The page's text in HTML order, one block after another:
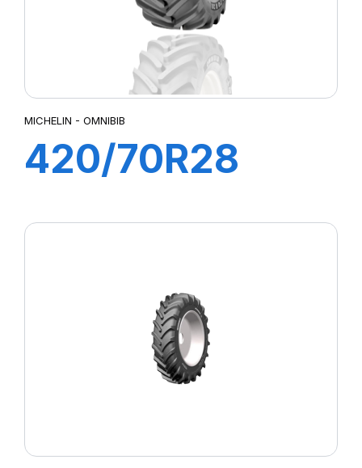
MICHELIN - OMNIBIB
420/70R28